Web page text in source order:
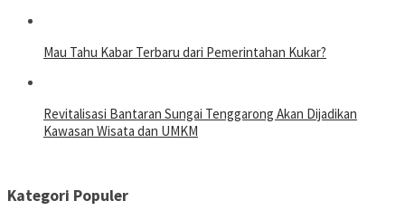
Mau Tahu Kabar Terbaru dari Pemerintahan Kukar?
Revitalisasi Bantaran Sungai Tenggarong Akan Dijadikan
Kawasan Wisata dan UMKM
Kategori Populer